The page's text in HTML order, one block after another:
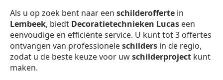
Als u op zoek bent naar een schilderofferte in
Lembeek, biedt Decoratietechnieken Lucas een
eenvoudige en efficiënte service. U kunt tot 3 offertes
ontvangen van professioneleschilders in de regio,
zodat u de beste keuze voor uwschilderproject kunt
maken.